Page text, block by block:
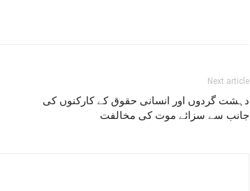
Next article
دہشت گردوں اور انسانی حقوق کے کارکنوں کی
جانب سے سزائے موت کی مخالفت